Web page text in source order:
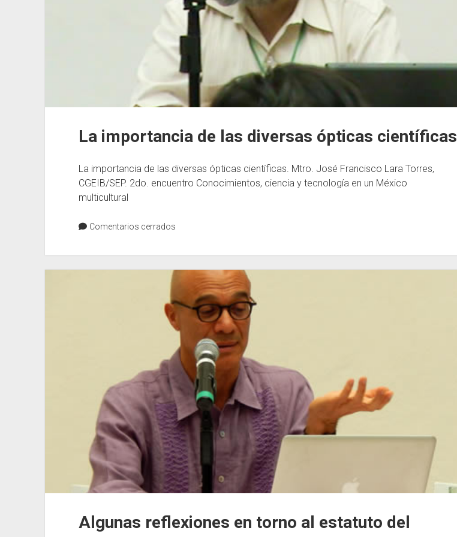
La importancia de las diversas ópticas científicas
La importancia de las diversas ópticas científicas. Mtro. José Francisco Lara Torres,
CGEIB/SEP. 2do. encuentro Conocimientos, ciencia y tecnología en un México
multicultural
Comentarios cerrados
Algunas reflexiones en torno al estatuto del